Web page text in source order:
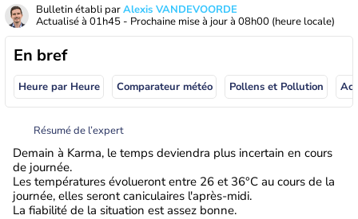
Bulletin établi parAlexis VANDEVOORDE
Actualisé à 01h45 - Prochaine mise à jour à 08h00 (heure locale)
En bref
Heure par Heure Comparateur météo Pollens et Pollution
Résumé de l’expert
Demain à Karma, le temps deviendra plus incertain en cours
de journée.
Les températures évolueront entre 26 et 36°C au cours de la
journée, elles seront caniculaires l'après-midi.
La fiabilité de la situation est assez bonne.